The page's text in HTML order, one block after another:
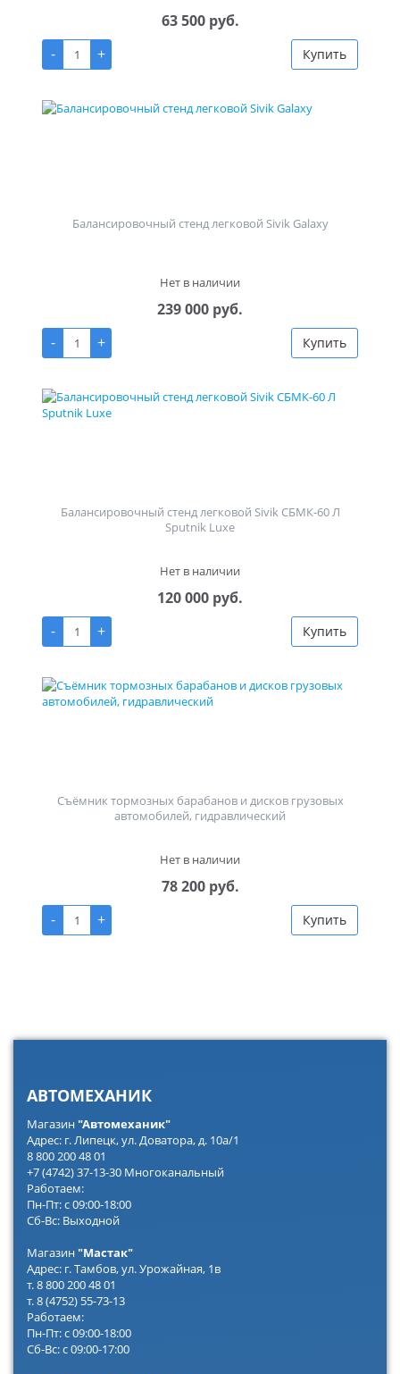
63 500 руб.
-
+ Купить
Балансировочный стенд легковой Sivik Galaxy
Нет в наличии
239 000 руб.
-
+ Купить
Балансировочный стенд легковой Sivik СБМК-60 Л
Sputnik Luxe
Нет в наличии
120 000 руб.
-
+ Купить
Съёмник тормозных барабанов и дисков грузовых
автомобилей, гидравлический
Нет в наличии
78 200 руб.
-
+ Купить
АВТОМЕХАНИК
Магазин"Автомеханик"
Адрес: г. Липецк, ул. Доватора, д. 10а/1
8 800 200 48 01
+7 (4742) 37-13-30 Многоканальный
Работаем:
Пн-Пт: с 09:00-18:00
Сб-Вс: Выходной
Магазин"Мастак"
Адрес: г. Тамбов, ул. Урожайная, 1в
т. 8 800 200 48 01
т. 8 (4752) 55-73-13
Работаем:
Пн-Пт: с 09:00-18:00
Сб-Вс: с 09:00-17:00